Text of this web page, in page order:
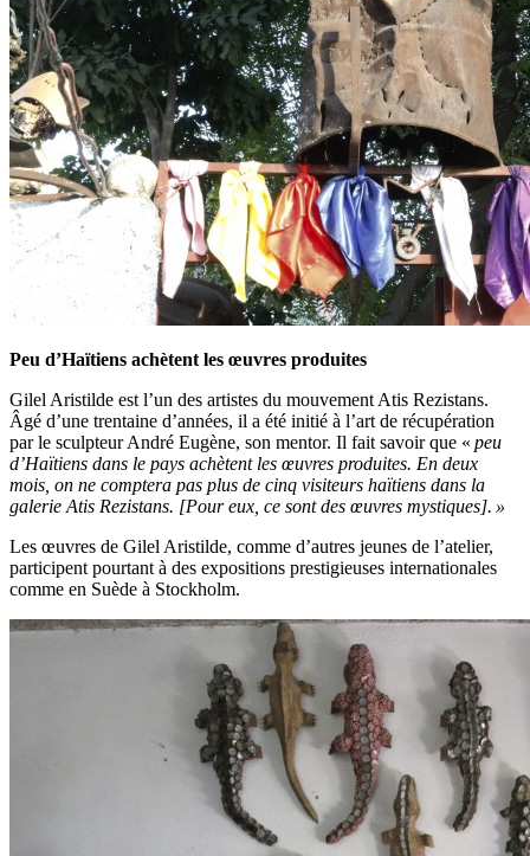
Peu d’Haïtiens achètent les œuvres produites
Gilel Aristilde est l’un des artistes du mouvement Atis Rezistans.
Âgé d’une trentaine d’années, il a été initié à l’art de récupération
par le sculpteur André Eugène, son mentor. Il fait savoir que « peu
d’Haïtiens dans le pays achètent les œuvres produites. En deux
mois, on ne comptera pas plus de cinq visiteurs haïtiens dans la
galerie Atis Rezistans. [Pour eux, ce sont des œuvres mystiques]. »
Les œuvres de Gilel Aristilde, comme d’autres jeunes de l’atelier,
participent pourtant à des expositions prestigieuses internationales
comme en Suède à Stockholm.